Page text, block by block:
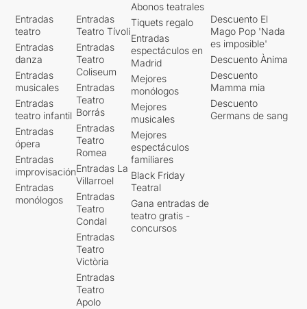
Entradas
teatro
Entradas
danza
Entradas
musicales
Entradas
teatro infantil
Entradas
ópera
Entradas
improvisación
Entradas
monólogos
Entradas
Teatro Tívoli
Entradas
Teatro
Coliseum
Entradas
Teatro
Borrás
Entradas
Teatro
Romea
Entradas La
Villarroel
Entradas
Teatro
Condal
Entradas
Teatro
Victòria
Entradas
Teatro
Apolo
Abonos teatrales
Tiquets regalo
Entradas
espectáculos en
Madrid
Mejores
monólogos
Mejores
musicales
Mejores
espectáculos
familiares
Black Friday
Teatral
Gana entradas de
teatro gratis -
concursos
Descuento El
Mago Pop 'Nada
es imposible'
Descuento Ànima
Descuento
Mamma mia
Descuento
Germans de sang